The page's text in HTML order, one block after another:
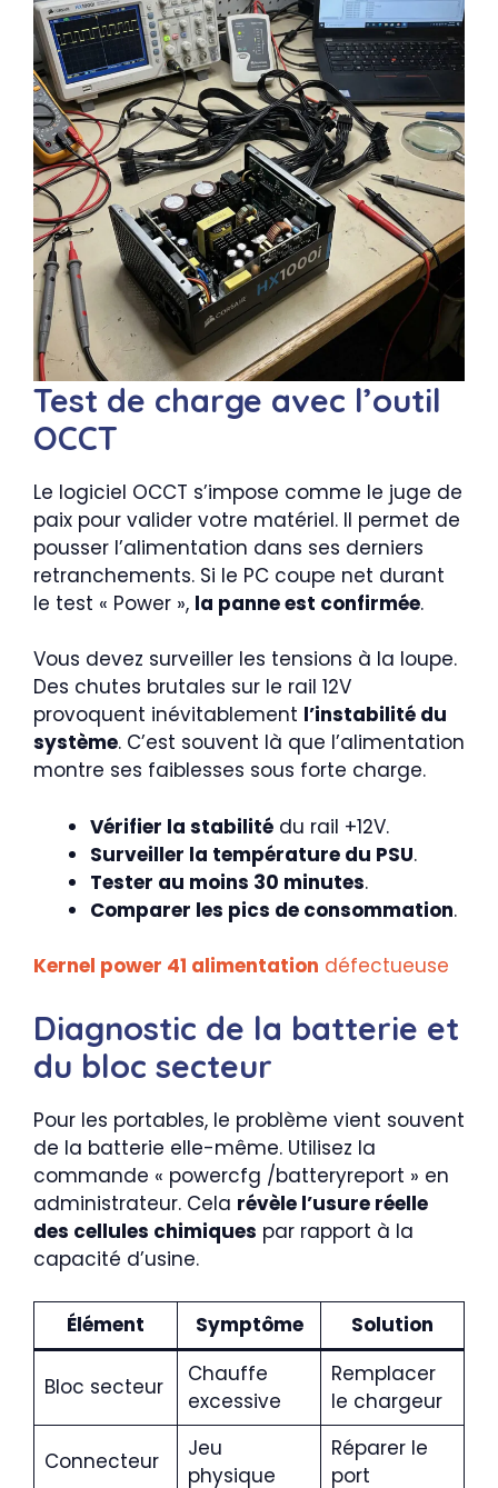
Test de charge avec l’outil
OCCT
Le logiciel OCCT s’impose comme le juge de
paix pour valider votre matériel. Il permet de
pousser l’alimentation dans ses derniers
retranchements. Si le PC coupe net durant
le test « Power », la panne est confirmée.
Vous devez surveiller les tensions à la loupe.
Des chutes brutales sur le rail 12V
provoquent inévitablement l’instabilité du
système. C’est souvent là que l’alimentation
montre ses faiblesses sous forte charge.
Vérifier la stabilité du rail +12V.
Surveiller la température du PSU.
Tester au moins 30 minutes.
Comparer les pics de consommation.
Kernel power 41 alimentation défectueuse
Diagnostic de la batterie et
du bloc secteur
Pour les portables, le problème vient souvent
de la batterie elle-même. Utilisez la
commande « powercfg /batteryreport » en
administrateur. Cela révèle l’usure réelle
des cellules chimiques par rapport à la
capacité d’usine.
Élément Symptôme Solution
Bloc secteur
Chauffe
excessive
Remplacer
le chargeur
Connecteur
Jeu
physique
Réparer le
port